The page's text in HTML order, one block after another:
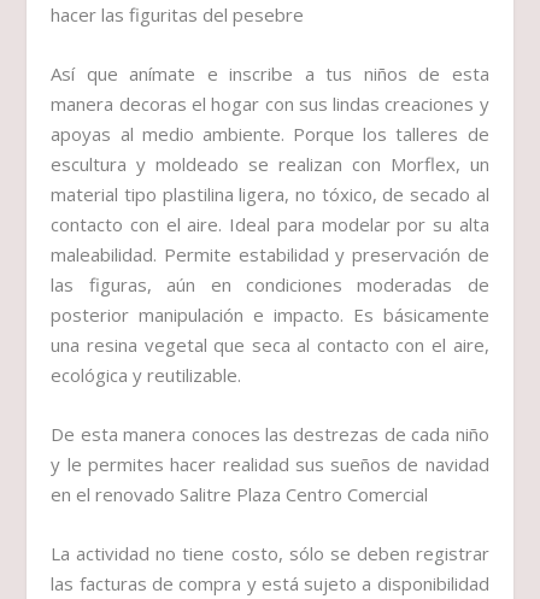
hacer las figuritas del pesebre
Así que anímate e inscribe a tus niños de esta
manera decoras el hogar con sus lindas creaciones y
apoyas al medio ambiente. Porque los talleres de
escultura y moldeado se realizan con Morflex, un
material tipo plastilina ligera, no tóxico, de secado al
contacto con el aire. Ideal para modelar por su alta
maleabilidad. Permite estabilidad y preservación de
las figuras, aún en condiciones moderadas de
posterior manipulación e impacto. Es básicamente
una resina vegetal que seca al contacto con el aire,
ecológica y reutilizable.
De esta manera conoces las destrezas de cada niño
y le permites hacer realidad sus sueños de navidad
en el renovado Salitre Plaza Centro Comercial
La actividad no tiene costo, sólo se deben registrar
las facturas de compra y está sujeto a disponibilidad